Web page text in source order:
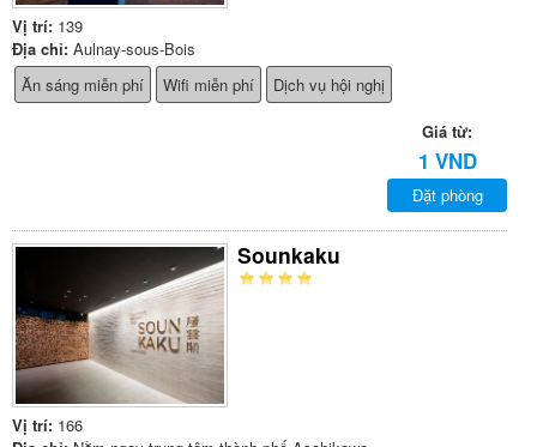
Vị trí: 139
Địa chỉ: Aulnay-sous-Bois
Ăn sáng miễn phí
Wifi miễn phí Dịch vụ hội nghị
Giá từ:
1 VND
Đặt phòng
Sounkaku
Vị trí: 166